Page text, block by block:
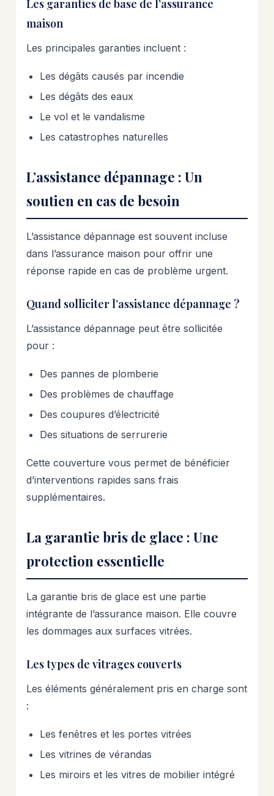
Les garanties de base de l’assurance
maison
Les principales garanties incluent :
Les dégâts causés par incendie
Les dégâts des eaux
Le vol et le vandalisme
Les catastrophes naturelles
L’assistance dépannage : Un
soutien en cas de besoin
L’assistance dépannage est souvent incluse
dans l’assurance maison pour offrir une
réponse rapide en cas de problème urgent.
Quand solliciter l’assistance dépannage ?
L’assistance dépannage peut être sollicitée
pour :
Des pannes de plomberie
Des problèmes de chauffage
Des coupures d’électricité
Des situations de serrurerie
Cette couverture vous permet de bénéficier
d’interventions rapides sans frais
supplémentaires.
La garantie bris de glace : Une
protection essentielle
La garantie bris de glace est une partie
intégrante de l’assurance maison. Elle couvre
les dommages aux surfaces vitrées.
Les types de vitrages couverts
Les éléments généralement pris en charge sont
:
Les fenêtres et les portes vitrées
Les vitrines de vérandas
Les miroirs et les vitres de mobilier intégré